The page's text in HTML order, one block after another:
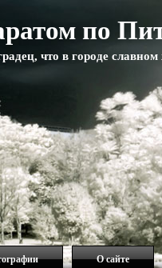
по
что в городе
О сайте